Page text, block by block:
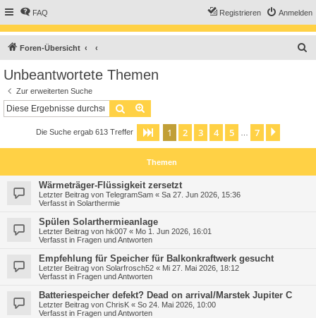
FAQ Anmelden
Registrieren
Foren-Übersicht
Unbeantwortete Themen
Zur erweiterten Suche
Suche
Die Suche ergab 613 Treffer Seite 1von
1 2 3 4 5 7
Themen
Wärmeträger-Flüssigkeit zersetzt
Letzter Beitrag von TelegramSam « Sa 27. Jun 2026, 15:36
Verfasst in Solarthermie
Spülen Solarthermieanlage
Letzter Beitrag von hk007 « Mo 1. Jun 2026, 16:01
Verfasst in Fragen und Antworten
Empfehlung für Speicher für Balkonkraftwerk gesucht
Letzter Beitrag von Solarfrosch52 « Mi 27. Mai 2026, 18:12
Verfasst in Fragen und Antworten
Batteriespeicher defekt? Dead on arrival/Marstek Jupiter C
Letzter Beitrag von ChrisK « So 24. Mai 2026, 10:00
Verfasst in Fragen und Antworten